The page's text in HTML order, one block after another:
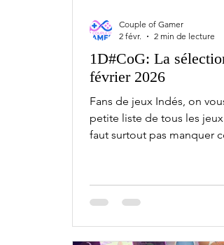
Witch
1D#CoG: La
février 2026
Fans de jeux Indés, on
petite liste de tous les jeux
faut surtout pas manquer
Chaque mois, il y a bien
indépendants qui sortent
Couple of Gamer
2 févr.
2 min de lecture